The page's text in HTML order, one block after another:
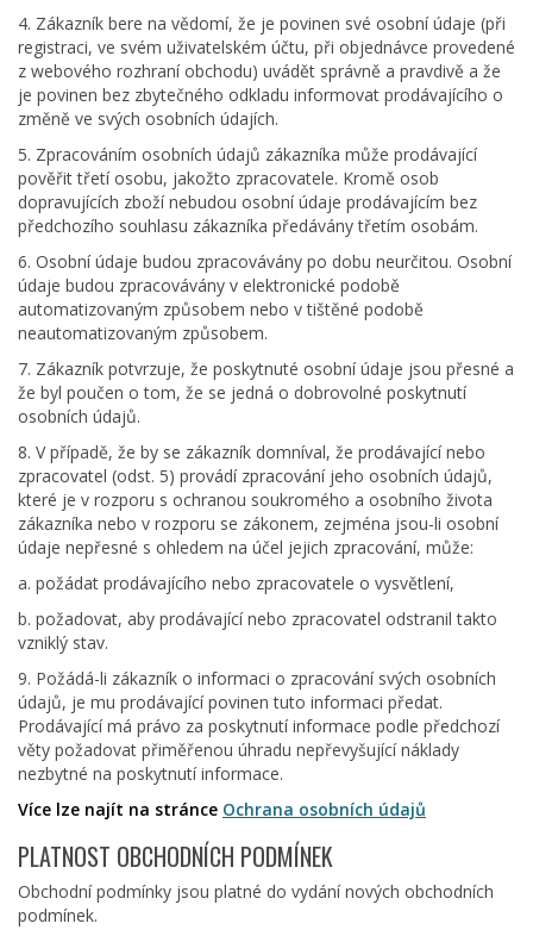
4. Zákazník bere na vědomí, že je povinen své osobní údaje (při
registraci, ve svém uživatelském účtu, při objednávce provedené
z webového rozhraní obchodu) uvádět správně a pravdivě a že
je povinen bez zbytečného odkladu informovat prodávajícího o
změně ve svých osobních údajích.
5. Zpracováním osobních údajů zákazníka může prodávající
pověřit třetí osobu, jakožto zpracovatele. Kromě osob
dopravujících zboží nebudou osobní údaje prodávajícím bez
předchozího souhlasu zákazníka předávány třetím osobám.
6. Osobní údaje budou zpracovávány po dobu neurčitou. Osobní
údaje budou zpracovávány v elektronické podobě
automatizovaným způsobem nebo v tištěné podobě
neautomatizovaným způsobem.
7. Zákazník potvrzuje, že poskytnuté osobní údaje jsou přesné a
že byl poučen o tom, že se jedná o dobrovolné poskytnutí
osobních údajů.
8. V případě, že by se zákazník domníval, že prodávající nebo
zpracovatel (odst. 5) provádí zpracování jeho osobních údajů,
které je v rozporu s ochranou soukromého a osobního života
zákazníka nebo v rozporu se zákonem, zejména jsou-li osobní
údaje nepřesné s ohledem na účel jejich zpracování, může:
a. požádat prodávajícího nebo zpracovatele o vysvětlení,
b. požadovat, aby prodávající nebo zpracovatel odstranil takto
vzniklý stav.
9. Požádá-li zákazník o informaci o zpracování svých osobních
údajů, je mu prodávající povinen tuto informaci předat.
Prodávající má právo za poskytnutí informace podle předchozí
věty požadovat přiměřenou úhradu nepřevyšující náklady
nezbytné na poskytnutí informace.
Více lze najít na stránce Ochrana osobních údajů
PLATNOST OBCHODNÍCH PODMÍNEK
Obchodní podmínky jsou platné do vydání nových obchodních
podmínek.